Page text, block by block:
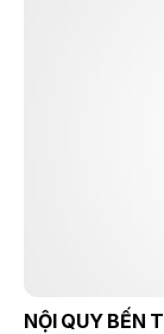
NỘI QUY BẾN